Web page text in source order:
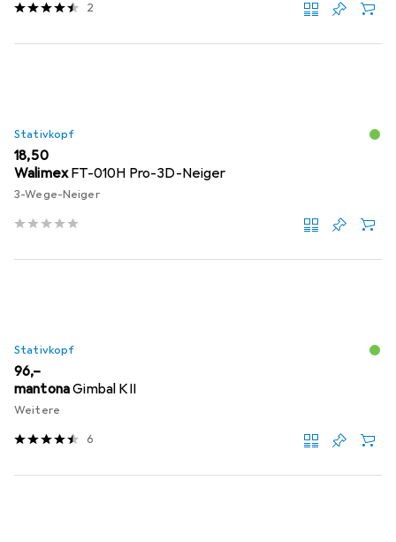
2
Stativkopf
EUR
18,50
WalimexFT-010H Pro-3D-Neiger
3-Wege-Neiger
Stativkopf
EUR
96,–
mantonaGimbal KII
Weitere
6